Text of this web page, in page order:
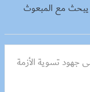
مع المبعوث